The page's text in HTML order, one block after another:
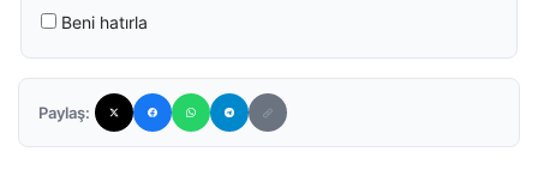
Beni hatırla
Paylaş: